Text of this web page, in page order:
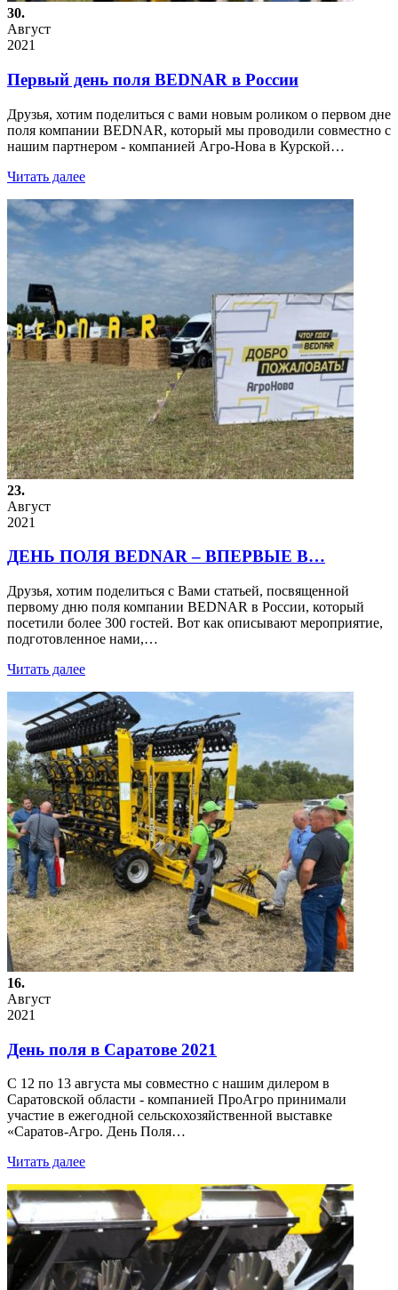
30.
Август
2021
Первый день поля BEDNAR в России
Друзья, хотим поделиться с вами новым роликом о первом дне
поля компании BEDNAR, который мы проводили совместно с
нашим партнером - компанией Агро-Нова в Курской…
Читать далее
23.
Август
2021
ДЕНЬ ПОЛЯ BEDNAR – ВПЕРВЫЕ В…
Друзья, хотим поделиться с Вами статьей, посвященной
первому дню поля компании BEDNAR в России, который
посетили более 300 гостей. Вот как описывают мероприятие,
подготовленное нами,…
Читать далее
16.
Август
2021
День поля в Саратове 2021
С 12 по 13 августа мы совместно с нашим дилером в
Саратовской области - компанией ПроАгро принимали
участие в ежегодной сельскохозяйственной выставке
«Саратов-Агро. День Поля…
Читать далее